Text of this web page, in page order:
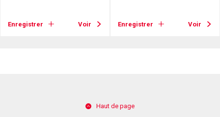
Enregistrer Voir Enregistrer Voir
Haut de page